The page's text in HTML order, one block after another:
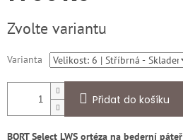
cena:
Zvolte variantu
Varianta
Přidat do košíku
BORT Select LWS ortéza na bederní páteř